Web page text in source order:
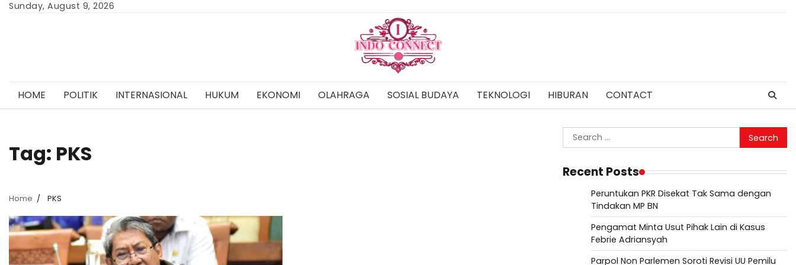
SkipSunday, August 9, 2026
HOME POLITIK INTERNASIONAL HUKUM EKONOMI OLAHRAGA SOSIAL BUDAYA TEKNOLOGI HIBURAN CONTACT
Tag: PKS
Home PKS
Search
for:
Recent Posts
Peruntukan PKR Disekat Tak Sama dengan
Tindakan MP BN
Pengamat Minta Usut Pihak Lain di Kasus
Febrie Adriansyah
Parpol Non Parlemen Soroti Revisi UU Pemilu